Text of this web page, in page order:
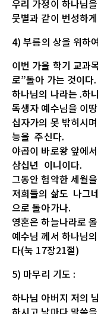
우리 가정이 하나님을
뭇별과 같이 번성하게
4)부름의 상을 위하여
이번 가을 학기 교과
로”돌아 가는 것이다.
하나님의 나라는 .하
독생자 예수님을 이땅
십자가의 못 밖히시며
능을 주신다.
야곱이 바로왕 앞에서
삼십년 이니이다.
그동안 험악한 세월을
저희들의 삶도 나그네
으로 돌아가나.
영혼은 하늘나라로
예수님 께서 하나님의
다(눅 17장21절)
5) 마무리 기도 :
하나님 아버지 저의